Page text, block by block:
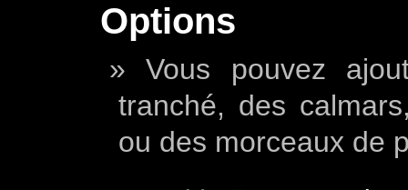
Options
Vous pouvez
tranché, des
ou des morceaux de